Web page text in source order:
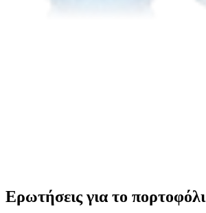
Ερωτήσεις για το πορτοφόλι